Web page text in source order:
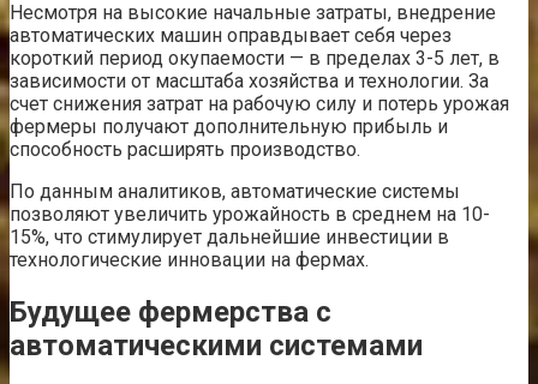
Несмотря на высокие начальные затраты, внедрение
автоматических машин оправдывает себя через
короткий период окупаемости — в пределах 3-5 лет, в
зависимости от масштаба хозяйства и технологии. За
счет снижения затрат на рабочую силу и потерь урожая
фермеры получают дополнительную прибыль и
способность расширять производство.
По данным аналитиков, автоматические системы
позволяют увеличить урожайность в среднем на 10-
15%, что стимулирует дальнейшие инвестиции в
технологические инновации на фермах.
Будущее фермерства с
автоматическими системами